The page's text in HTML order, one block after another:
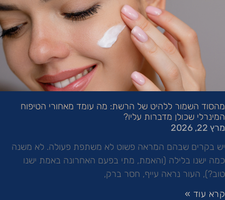
מהסוד השמור ללהיט של הרשת: מה עומד מאחורי הטיפוח
המינרלי שכולן מדברות עליו?
מרץ 22, 2026
יש בקרים שבהם המראה פשוט לא משתפת פעולה. לא משנה
כמה ישנו בלילה (והאמת, מתי בפעם האחרונה באמת ישנו
טוב?), העור נראה עייף, חסר ברק,
קרא עוד »